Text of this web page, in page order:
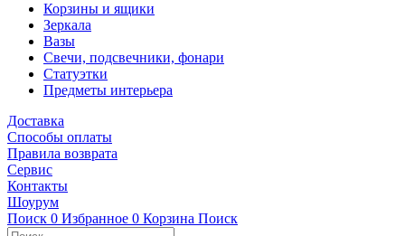
Корзины и ящики
Зеркала
Вазы
Свечи, подсвечники, фонари
Статуэтки
Предметы интерьера
Доставка
Способы оплаты
Правила возврата
Сервис
Контакты
Шоурум
Поиск 0 Избранное 0 Корзина Поиск